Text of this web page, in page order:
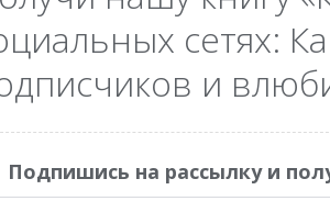
сетях:
и
Подпишись на рассылку и